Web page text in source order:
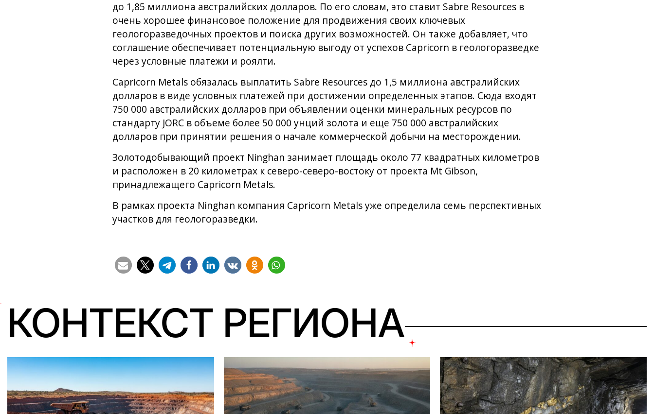
до 1,85 миллиона австралийских долларов. По его словам, это ставит Sabre Resources в
очень хорошее финансовое положение для продвижения своих ключевых
геологоразведочных проектов и поиска других возможностей. Он также добавляет, что
соглашение обеспечивает потенциальную выгоду от успехов Capricorn в геологоразведке
через условные платежи и роялти.
Capricorn Metals обязалась выплатить Sabre Resources до 1,5 миллиона австралийских
долларов в виде условных платежей при достижении определенных этапов. Сюда входят
750 000 австралийских долларов при объявлении оценки минеральных ресурсов по
стандарту JORC в объеме более 50 000 унций золота и еще 750 000 австралийских
долларов при принятии решения о начале коммерческой добычи на месторождении.
Золотодобывающий проект Ninghan занимает площадь около 77 квадратных километров
и расположен в 20 километрах к северо-северо-востоку от проекта Mt Gibson,
принадлежащего Capricorn Metals.
В рамках проекта Ninghan компания Capricorn Metals уже определила семь перспективных
участков для геологоразведки.
КОНТЕКСТ РЕГИОНА